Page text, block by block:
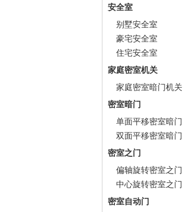
安全室
别墅安全室
豪宅安全室
住宅安全室
家庭密室机关
家庭密室暗门机关
密室暗门
单面平移密室暗门
双面平移密室暗门
密室之门
偏轴旋转密室之门
中心旋转密室之门
密室自动门